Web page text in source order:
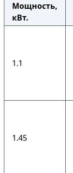
Мощность,
кВт.
1.1
1.45